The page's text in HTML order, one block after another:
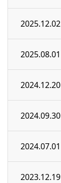
2025.12.02
2025.08.01
2024.12.20
2024.09.30
2024.07.01
2023.12.19